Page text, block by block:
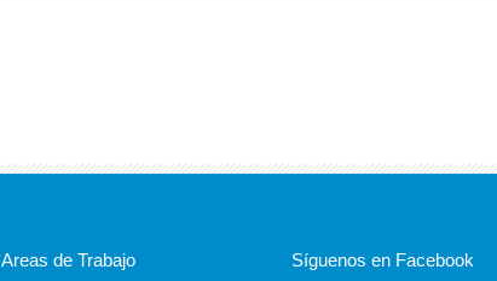
Areas de Trabajo Síguenos en Facebook